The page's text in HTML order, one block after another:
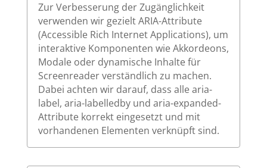
Zur Verbesserung der Zugänglichkeit
verwenden wir gezielt ARIA-Attribute
(Accessible Rich Internet Applications), um
interaktive Komponenten wie Akkordeons,
Modale oder dynamische Inhalte für
Screenreader verständlich zu machen.
Dabei achten wir darauf, dass alle aria-
label, aria-labelledby und aria-expanded-
Attribute korrekt eingesetzt und mit
vorhandenen Elementen verknüpft sind.